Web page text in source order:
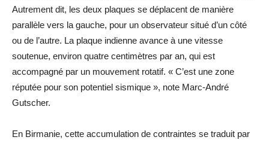
Autrement dit, les deux plaques se déplacent de manière
parallèle vers la gauche, pour un observateur situé d’un côté
ou de l’autre. La plaque indienne avance à une vitesse
soutenue, environ quatre centimètres par an, qui est
accompagné par un mouvement rotatif. « C’est une zone
réputée pour son potentiel sismique », note Marc-André
Gutscher.
En Birmanie, cette accumulation de contraintes se traduit par